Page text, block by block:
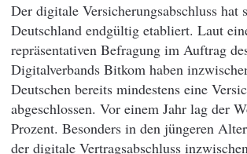
Der digitale Versicherungsabschluss hat
Deutschland endgültig etabliert. Laut
repräsentativen Befragung im Auftrag
Digitalverbands Bitkom haben
Deutschen bereits mindestens eine
abgeschlossen. Vor einem Jahr lag der
Prozent. Besonders in den jüngeren
der digitale Vertragsabschluss